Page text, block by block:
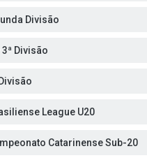
Divisão
3ª Divisão
League U20
Catarinense Sub-20